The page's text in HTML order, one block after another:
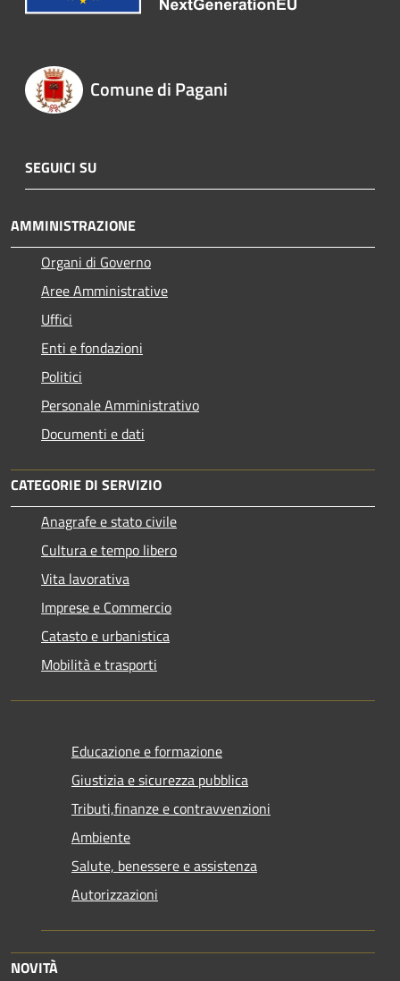
Comune di Pagani
SEGUICI SU
AMMINISTRAZIONE
Organi di Governo
Aree Amministrative
Uffici
Enti e fondazioni
Politici
Personale Amministrativo
Documenti e dati
CATEGORIE DI SERVIZIO
Anagrafe e stato civile
Cultura e tempo libero
Vita lavorativa
Imprese e Commercio
Catasto e urbanistica
Mobilità e trasporti
Educazione e formazione
Giustizia e sicurezza pubblica
Tributi,finanze e contravvenzioni
Ambiente
Salute, benessere e assistenza
Autorizzazioni
NOVITÀ